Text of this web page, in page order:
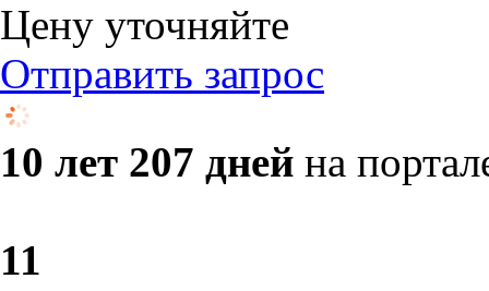
Цену уточняйте
Отправить запрос
10 лет 207 дней на
11